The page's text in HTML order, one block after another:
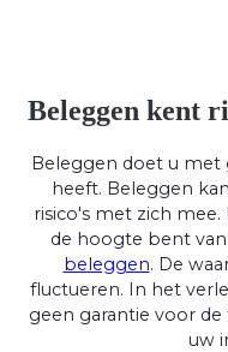
Beleggen kent
Beleggen doet u met
heeft. Beleggen
risico's met zich
de hoogte bent
beleggen. De
fluctueren. In het
geen garantie voor
uw